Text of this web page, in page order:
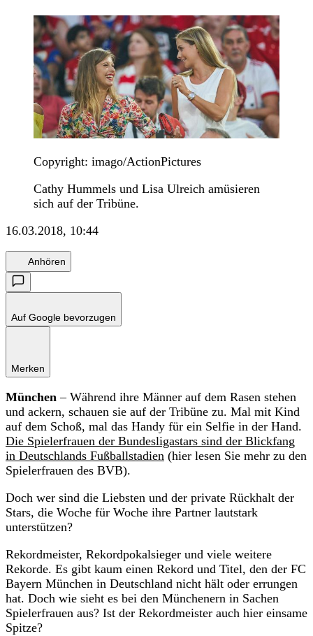
Copyright: imago/ActionPictures
Cathy Hummels und Lisa Ulreich amüsieren
sich auf der Tribüne.
16.03.2018, 10:44
Anhören
Auf Google bevorzugen
Merken
München – Während ihre Männer auf dem Rasen stehen
und ackern, schauen sie auf der Tribüne zu. Mal mit Kind
auf dem Schoß, mal das Handy für ein Selfie in der Hand.
Die Spielerfrauen der Bundesligastars sind der Blickfang
in Deutschlands Fußballstadien (hier lesen Sie mehr zu den
Spielerfrauen des BVB).
Doch wer sind die Liebsten und der private Rückhalt der
Stars, die Woche für Woche ihre Partner lautstark
unterstützen?
Rekordmeister, Rekordpokalsieger und viele weitere
Rekorde. Es gibt kaum einen Rekord und Titel, den der FC
Bayern München in Deutschland nicht hält oder errungen
hat. Doch wie sieht es bei den Münchenern in Sachen
Spielerfrauen aus? Ist der Rekordmeister auch hier einsame
Spitze?